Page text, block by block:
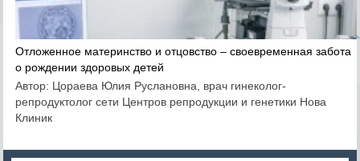
Отложенное материнство и отцовство – своевременная забота
о рождении здоровых детей
Автор: Цораева Юлия Руслановна, врач гинеколог-
репродуктолог сети Центров репродукции и генетики Нова
Клиник